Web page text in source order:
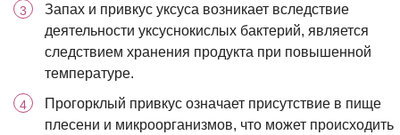
Запах и привкус уксуса возникает вследствие
деятельности уксуснокислых бактерий, является
следствием хранения продукта при повышенной
температуре.
Прогорклый привкус означает присутствие в пище
плесени и микроорганизмов, что может происходить